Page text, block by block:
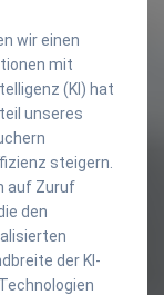
wir einen
mit
(KI) hat
unseres
steigern.
auf Zuruf
den
der KI-